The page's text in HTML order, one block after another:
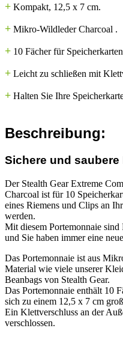
+ Kompakt, 12,5 x 7 cm.
+ Mikro-Wildleder Charcoal .
+ 10 Fächer für
+ Leicht zu schließen mit
+ Halten Sie Ihre
Beschreibung:
Sichere und saubere
Der Stealth Gear Extreme
Charcoal ist für 10
eines Riemens und Clips an
werden.
Mit diesem Portemonnaie
und Sie haben immer eine
Das Portemonnaie ist aus
Material wie viele unserer
Beanbags von Stealth Gear.
Das Portemonnaie enthält 10
sich zu einem 12,5 x 7 cm
Ein Klettverschluss an der
verschlossen.